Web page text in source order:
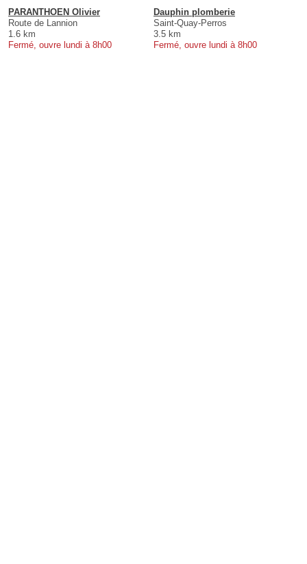
PARANTHOEN Olivier
Route de Lannion
1.6 km
Fermé, ouvre lundi à 8h00
Dauphin plomberie
Saint-Quay-Perros
3.5 km
Fermé, ouvre lundi à 8h00